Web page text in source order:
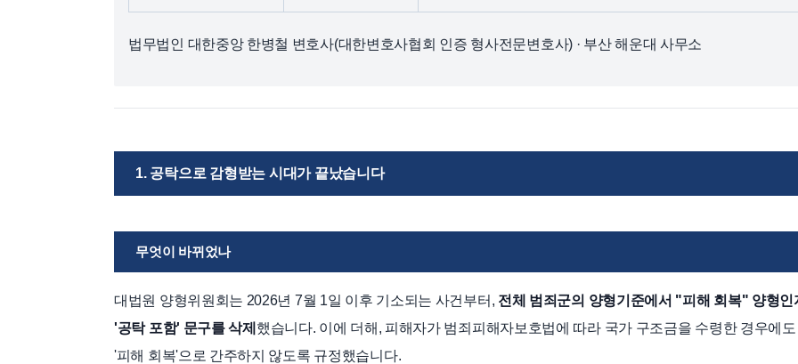
법무법인 대한중앙 한병철 변호사(대한변호사협회 인증 형사전문변호사) · 부산 해운대 사무소
1. 공탁으로 감형받는 시대가 끝났습니다
무엇이 바뀌었나
대법원 양형위원회는 2026년 7월 1일 이후 기소되는 사건부터, 전체 범죄군의 양형기준에서 "피해 회복" 양형인
'공탁 포함' 문구를 삭제 했습니다. 이에 더해, 피해자가 범죄피해자보호법에 따라 국가 구조금을 수령한 경우에
'피해 회복'으로 간주하지 않도록 규정했습니다.